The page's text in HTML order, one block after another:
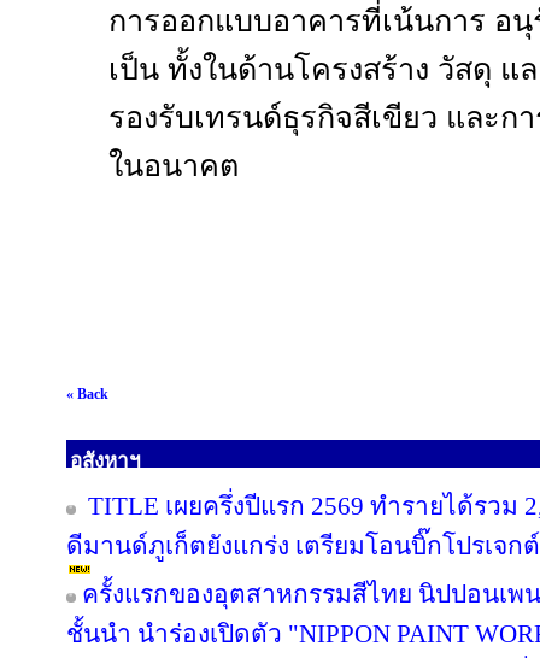
การออกแบบอาคารที่เน้นการ อ
เป็น ทั้งในด้านโครงสร้าง วัสดุ แ
รองรับเทรนด์ธุรกิจสีเขียว และก
ในอนาคต
« Back
อสังหาฯ
TITLE เผยครึ่งปีแรก 2569 ทำรายได้รวม
ดีมานด์ภูเก็ตยังแกร่ง เตรียมโอนบิ๊กโปรเจ
ครั้งแรกของอุตสาหกรรมสีไทย นิปปอนเพ
ชั้นนำ นำร่องเปิดตัว "NIPPON PAINT